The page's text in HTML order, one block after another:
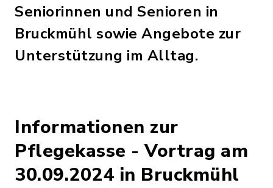
Seniorinnen und Senioren in
Bruckmühl sowie Angebote zur
Unterstützung im Alltag.
Informationen zur
Pflegekasse - Vortrag am
30.09.2024 in Bruckmühl